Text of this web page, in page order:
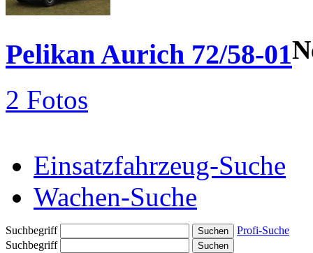
Pelikan Aurich 72/58-01
2 Fotos
Einsatzfahrzeug-Suche
Wachen-Suche
Suchbegriff
Profi-Suche
Suchbegriff